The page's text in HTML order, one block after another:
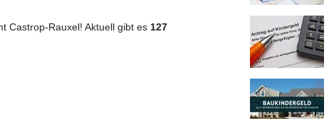
Castrop-Rauxel! Aktuell gibt es 127